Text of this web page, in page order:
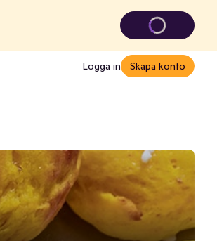
Logga in Skapa konto